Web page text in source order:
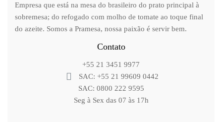
Empresa que está na mesa do brasileiro do prato principal à
sobremesa; do refogado com molho de tomate ao toque final
do azeite. Somos a Pramesa, nossa paixão é servir bem.
Contato
+55 21 3451 9977
SAC: +55 21 99609 0442
SAC: 0800 222 9595
Seg à Sex das 07 às 17h